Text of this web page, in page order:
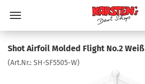
Shot Airfoil Molded Flight No.2 Weiß
(Art.Nr.: SH-SF5505-W)